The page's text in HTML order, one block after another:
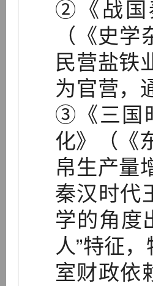
②《战国
（《史
民营盐铁
为官营，
③《三国
化》（《
帛生产量
秦汉时代
学的角度
人”特征
室财政依